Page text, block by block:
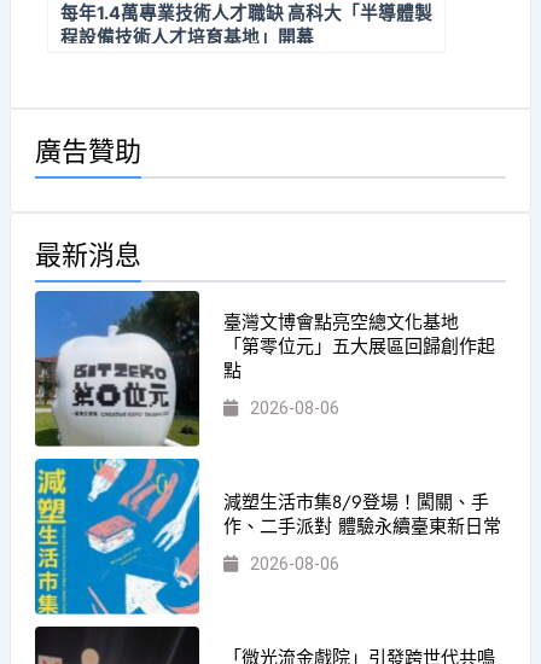
每年1.4萬專業技術人才職缺 高科大「半導體製
程設備技術人才培育基地」開幕
廣告贊助
最新消息
臺灣文博會點亮空總文化基地
「第零位元」五大展區回歸創作起
點
2026-08-06
減塑生活市集8/9登場！闖關、手
作、二手派對 體驗永續臺東新日常
2026-08-06
「微光流金戲院」引發跨世代共鳴